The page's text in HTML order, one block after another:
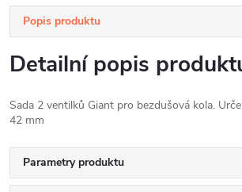
Popis produktu
Detailní popis
Sada 2 ventilků Giant pro bezdušová kola.
42 mm
Parametry produktu